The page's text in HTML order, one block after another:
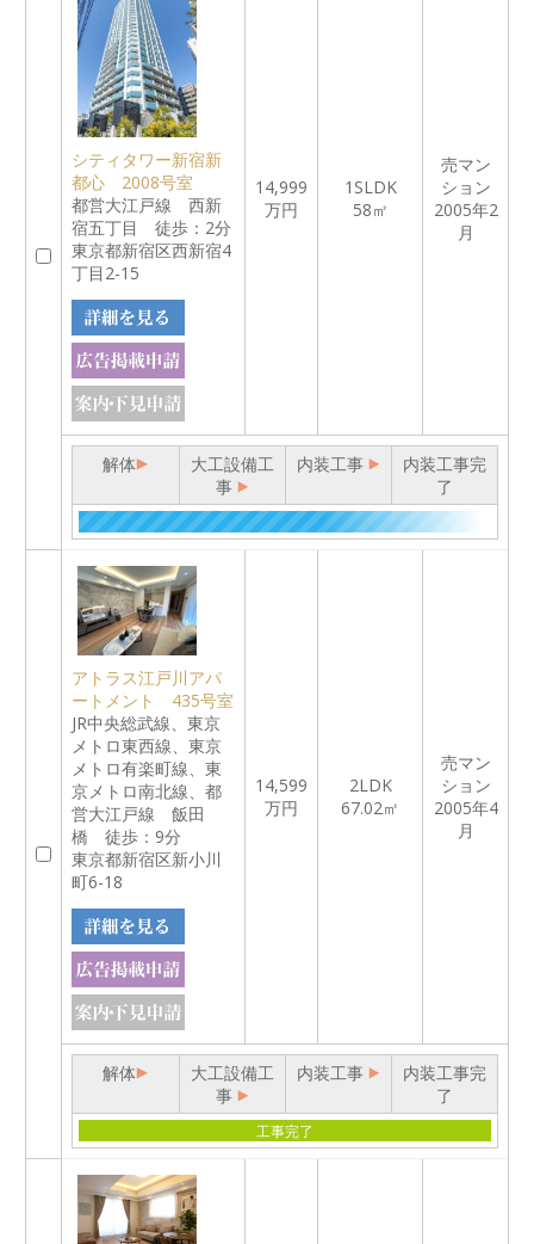
シティタワー新宿新
都心 2008号室
都営大江戸線 西新
宿五丁目 徒歩：2分
東京都新宿区西新宿4
丁目2-15
14,999
万円
1SLDK
58㎡
売マン
ション
2005年2
月
解体
大工設備工
事
内装工事
内装工事完
了
アトラス江戸川アパ
ートメント 435号室
JR中央総武線、東京
メトロ東西線、東京
メトロ有楽町線、東
京メトロ南北線、都
営大江戸線 飯田
橋 徒歩：9分
東京都新宿区新小川
町6-18
14,599
万円
2LDK
67.02㎡
売マン
ション
2005年4
月
解体
大工設備工
事
内装工事
内装工事完
了
工事完了